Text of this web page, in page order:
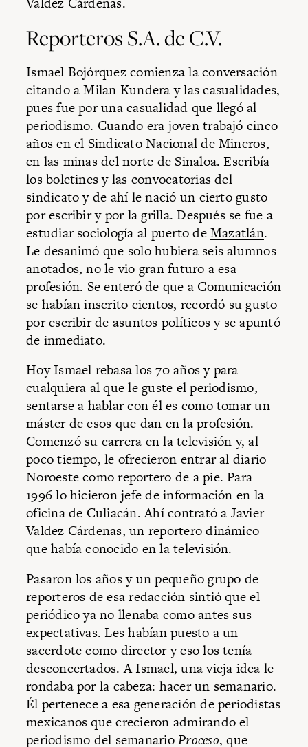
Reporteros S.A. de C.V.
Ismael Bojórquez comienza la conversación
citando a Milan Kundera y las casualidades,
pues fue por una casualidad que llegó al
periodismo. Cuando era joven trabajó cinco
años en el Sindicato Nacional de Mineros,
en las minas del norte de Sinaloa. Escribía
los boletines y las convocatorias del
sindicato y de ahí le nació un cierto gusto
por escribir y por la grilla. Después se fue a
estudiar sociología al puerto deMazatlán.
Le desanimó que solo hubiera seis alumnos
anotados, no le vio gran futuro a esa
profesión. Se enteró de que a Comunicación
se habían inscrito cientos, recordó su gusto
por escribir de asuntos políticos y se apuntó
de inmediato.
Hoy Ismael rebasa los 70 años y para
cualquiera al que le guste el periodismo,
sentarse a hablar con él es como tomar un
máster de esos que dan en la profesión.
Comenzó su carrera en la televisión y, al
poco tiempo, le ofrecieron entrar al diario
Noroeste como reportero de a pie. Para
1996 lo hicieron jefe de información en la
oficina de Culiacán. Ahí contrató a Javier
Valdez Cárdenas, un reportero dinámico
que había conocido en la televisión.
Pasaron los años y un pequeño grupo de
reporteros de esa redacción sintió que el
periódico ya no llenaba como antes sus
expectativas. Les habían puesto a un
sacerdote como director y eso los tenía
desconcertados. A Ismael, una vieja idea le
rondaba por la cabeza: hacer un semanario.
Él pertenece a esa generación de periodistas
mexicanos que crecieron admirando el
periodismo del semanarioProceso, que